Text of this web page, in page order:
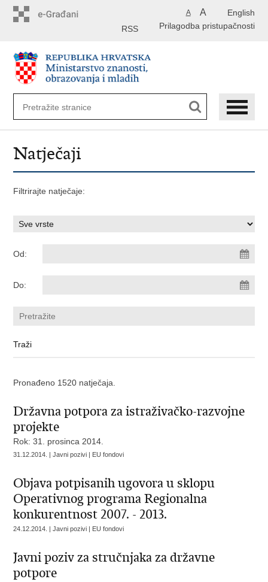
English
A A
Prilagodba pristupačnosti
RSS
Natječaji
Filtrirajte natječaje:
Od:
Do:
Pronađeno 1520 natječaja.
Državna potpora za istraživačko-razvojne
projekte
Rok: 31. prosinca 2014.
31.12.2014. | Javni pozivi | EU fondovi
Objava potpisanih ugovora u sklopu
Operativnog programa Regionalna
konkurentnost 2007. - 2013.
24.12.2014. | Javni pozivi | EU fondovi
Javni poziv za stručnjaka za državne
potpore